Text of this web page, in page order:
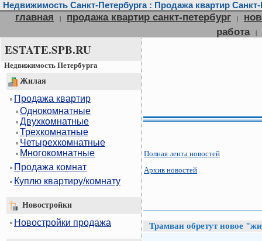
Недвижимость Санкт-Петербурга : Продажа квартир
главная | продажа квартир санкт-петербург |
работа
|
ESTATE.SPB.RU
Недвижимость Петербурга
Жилая
Продажа квартир
Однокомнатные
Двухкомнатные
Трехкомнатные
Четырехкомнатные
Многокомнатные
Продажа комнат
Куплю квартиру/комнату
Новостройки
Новостройки продажа
Полная лента новостей
Архив новостей
Трамваи обретут новое